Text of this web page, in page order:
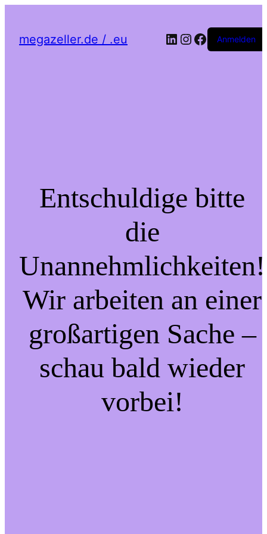
megazeller.de / .eu LinkedIn
Instagram
Facebook
Anmelden
Entschuldige bitte
die
Unannehmlichkeiten!
Wir arbeiten an einer
großartigen Sache –
schau bald wieder
vorbei!